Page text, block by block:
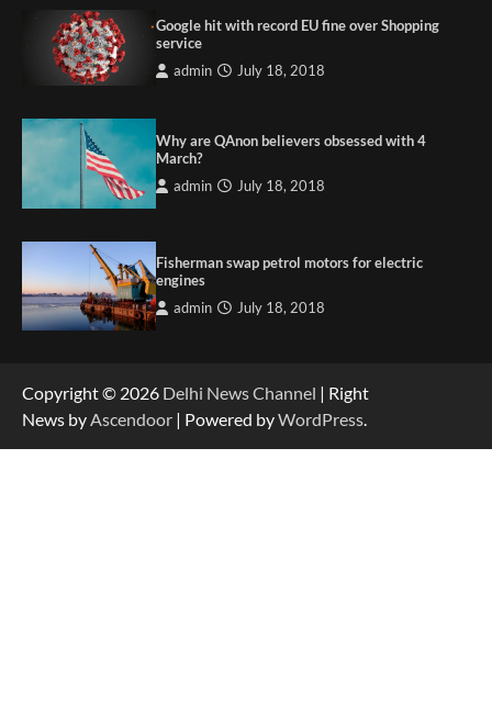
Google hit with record EU fine over Shopping
service
admin July 18, 2018
Why are QAnon believers obsessed with 4
March?
admin July 18, 2018
Fisherman swap petrol motors for electric
engines
admin July 18, 2018
Copyright © 2026 Delhi News Channel | Right
News byAscendoor | Powered byWordPress.